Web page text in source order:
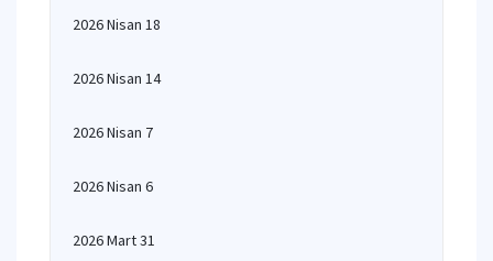
2026 Nisan 18
2026 Nisan 14
2026 Nisan 7
2026 Nisan 6
2026 Mart 31